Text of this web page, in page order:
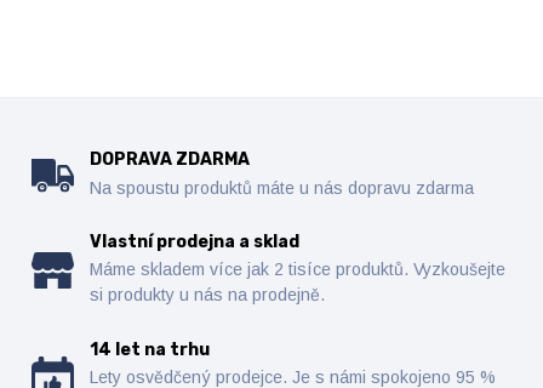
DOPRAVA ZDARMA
Na spoustu produktů máte u nás dopravu zdarma
Vlastní prodejna a sklad
Máme skladem více jak 2 tisíce produktů. Vyzkoušejte
si produkty u nás na prodejně.
14 let na trhu
Lety osvědčený prodejce. Je s námi spokojeno 95 %